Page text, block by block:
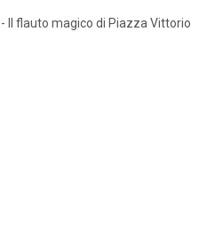
Il flauto magico di Piazza Vittorio